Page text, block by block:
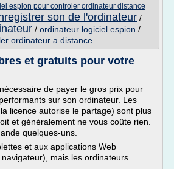
espion pour controler ordinateur distance
son de l'ordinateur /
/ ordinateur logiciel espion /
ordinateur a distance
et gratuits pour votre
de payer le gros prix pour
sur son ordinateur. Les
licence autorise le partage) sont plus
et généralement ne vous coûte rien.
quelques-uns.
et aux applications Web
mais les ordinateurs...